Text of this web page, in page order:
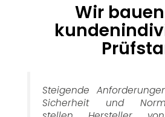
Wir
Steigende
Sicherheit und